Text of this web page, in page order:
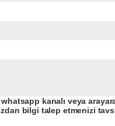
whatsapp kanalı veya
bilgi talep etmenizi